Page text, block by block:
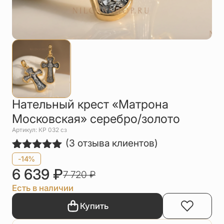
Упаковка
Цепи
Чётки
Шнурки на
Другое
Нательный крест «Матрона
Московская» серебро/золото
Артикул: КР 032 сз
Рейтинг
5.00из 5
на основе
опроса
3
пользователей
(3 отзыва клиентов)
-14%
6 639 ₽7 720₽
Есть в наличии
Купить